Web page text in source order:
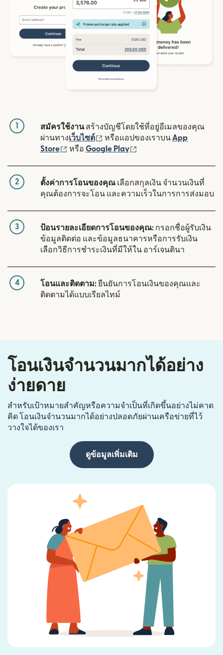
1 สมัครใช้งานสร้างบัญชีโดยใช้ที่อยู่อีเมลของคุณ
ผ่านทางเว็บไซต์ (เปิดในหน้าต่างใหม่)
หรือแอปของเราบน App
Store
(เปิดในหน้าต่างใหม่)
หรือ Google Play
2 ตั้งค่าการโอนของคุณ เลือกสกุลเงิน จำนวนเงินที่
คุณต้องการจะโอน และความเร็วในการการส่งมอบ
3 ป้อนรายละเอียดการโอนของคุณ: กรอกชื่อผู้รับเงิน
ข้อมูลติดต่อ และข้อมูลธนาคารหรือการรับเงิน
เลือกวิธีการชำระเงินที่มีให้ใน อาร์เจนตินา
4 โอนและติดตาม:ยืนยันการโอนเงินของคุณและ
ติดตามได้แบบเรียลไทม์
โอนเงินจำนวนมากได้อย่าง
ง่ายดาย
สำหรับเป้าหมายสำคัญหรือความจำเป็นที่เกิดขึ้นอย่างไม่คาด
คิด โอนเงินจำนวนมากได้อย่างปลอดภัยผ่านเครือข่ายที่ไว้
วางใจได้ของเรา
ดูข้อมูลเพิ่มเติม